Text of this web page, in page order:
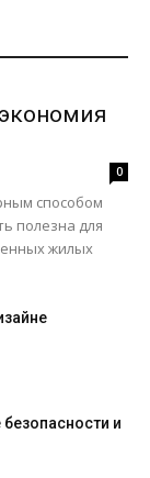
0
способом
полезна для
жилых
и